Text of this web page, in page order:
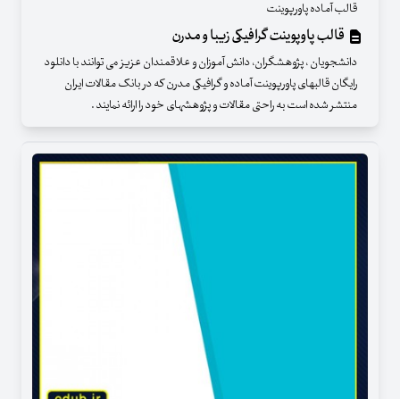
قالب آماده پاورپوینت
قالب پاوپوینت گرافیکی زیبا و مدرن
دانشجویان ، پژوهشگران، دانش آموزان و علاقمندان عزیز می توانند با دانلود
رایگان قالبهای پاورپوینت آماده و گرافیکی مدرن که در بانک مقالات ایران
منتشر شده است به راحتی مقالات و پژوهشهای خود را ارائه نمایند .